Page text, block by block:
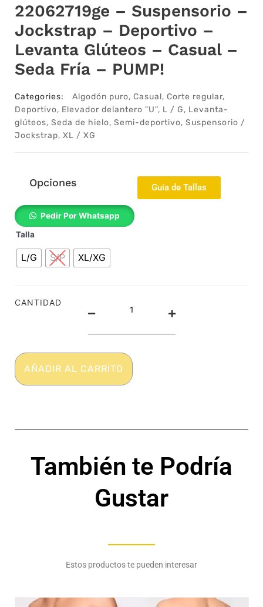
22062719ge – Suspensorio –
Jockstrap – Deportivo –
Levanta Glúteos – Casual –
Seda Fría – PUMP!
Categories: Algodón puro, Casual, Corte regular,
Deportivo, Elevador delantero "U", L / G, Levanta-
glúteos, Seda de hielo, Semi-deportivo, Suspensorio /
Jockstrap, XL / XG
Opciones Guía de Tallas
Pedir Por Whatsapp
Talla
L/G S/P XL/XG
CANTIDAD
22062719ge
Levanta
Casual
-
Seda
cantidad
AÑADIR AL CARRITO
También te Podría
Gustar
Estos productos te pueden interesar